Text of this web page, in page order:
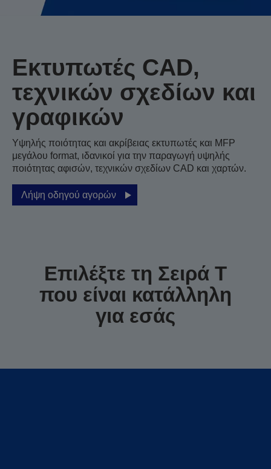
Εκτυπωτές CAD,
τεχνικών σχεδίων και
γραφικών
Υψηλής ποιότητας και ακρίβειας εκτυπωτές και MFP
μεγάλου format, ιδανικοί για την παραγωγή υψηλής
ποιότητας αφισών, τεχνικών σχεδίων CAD και χαρτών.
Λήψη οδηγού αγορών
Επιλέξτε τη Σειρά T
που είναι κατάλληλη
για εσάς